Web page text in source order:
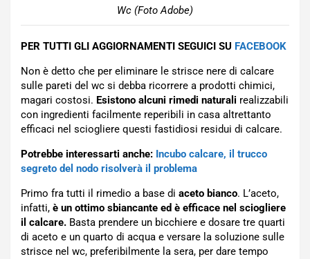
Wc (Foto Adobe)
PER TUTTI GLI AGGIORNAMENTI SEGUICI SU FACEBOOK
Non è detto che per eliminare le strisce nere di calcare
sulle pareti del wc si debba ricorrere a prodotti chimici,
magari costosi. Esistono alcuni rimedi naturali realizzabili
con ingredienti facilmente reperibili in casa altrettanto
efficaci nel sciogliere questi fastidiosi residui di calcare.
Potrebbe interessarti anche: Incubo calcare, il trucco
segreto del nodo risolverà il problema
Primo fra tutti il rimedio a base di aceto bianco. L’aceto,
infatti, è un ottimo sbiancante ed è efficace nel sciogliere
il calcare. Basta prendere un bicchiere e dosare tre quarti
di aceto e un quarto di acqua e versare la soluzione sulle
strisce nel wc, preferibilmente la sera, per dare tempo